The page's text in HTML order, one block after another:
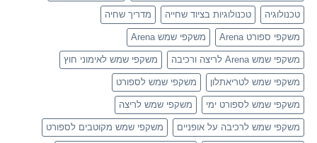
טכנולוגיה טכנולוגיות בציוד שחייה מדריך שחיה
משקפי ספורט Arena משקפי שמש Arena
משקפי שמש Arena לריצה ורכיבה משקפי שמש לאימוני חוץ
משקפי שמש לטריאתלון משקפי שמש לספורט
משקפי שמש לספורט ימי משקפי שמש לריצה
משקפי שמש לרכיבה על אופניים משקפי שמש מקוטבים לספורט